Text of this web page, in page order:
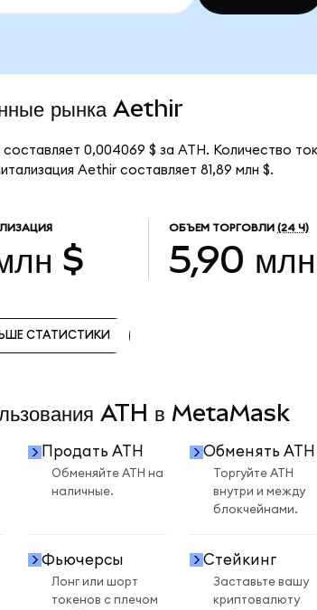
рынка Aethir
0,004069 $ за ATH. Количество
Aethir составляет 81,89 млн $.
$
ОБЪЕМ ТОРГОВЛИ (24 Ч)
5,90
СТАТИСТИКИ
ATH в MetaMask
Продать ATH
Обменяйте ATH на
наличные.
Обменять ATH
Торгуйте ATH
внутри и между
блокчейнами.
Фьючерсы
Лонг или шорт
токенов с плечом
Стейкинг
Заставьте вашу
криптовалюту